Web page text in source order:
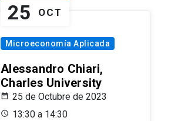
25 OCT
Microeconomía Aplicada
Alessandro Chiari,
Charles University
25 de Octubre de 2023
13:30 a 14:30